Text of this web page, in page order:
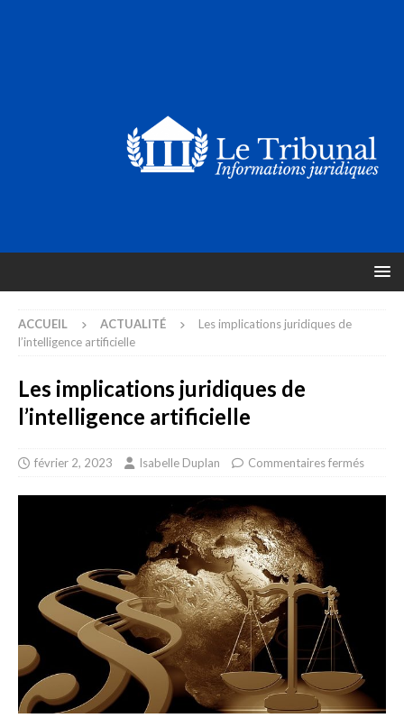
ACCUEIL ACTUALITÉ
Les implications juridiques de
l’intelligence artificielle
Les implications juridiques de
l’intelligence artificielle
février 2, 2023 Isabelle Duplan Commentaires fermés